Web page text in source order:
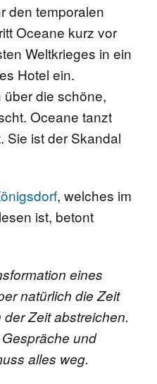
den temporalen
Oceane kurz vor
Weltkrieges in ein
Hotel ein.
die schöne,
Oceane tanzt
Sie ist der Skandal
, welches im
ist, betont
eines
natürlich die Zeit
Zeit abstreichen.
und
alles weg.